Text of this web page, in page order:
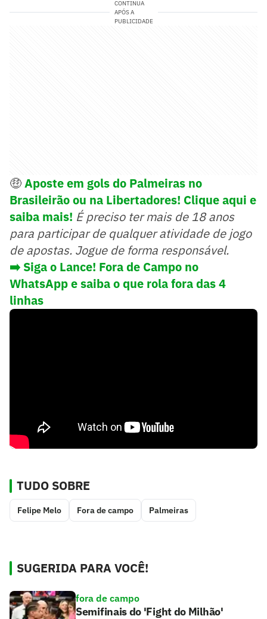
CONTINUA
APÓS A
PUBLICIDADE
🤑Aposte em gols do Palmeiras no
Brasileirão ou na Libertadores! Clique aqui e
saiba mais! É preciso ter mais de 18 anos
para participar de qualquer atividade de jogo
de apostas. Jogue de forma responsável.
➡️ Siga o Lance! Fora de Campo no
WhatsApp e saiba o que rola fora das 4
linhas
TUDO SOBRE
Felipe Melo Fora de campo Palmeiras
SUGERIDA PARA VOCÊ!
fora de campo
Semifinais do 'Fight do Milhão'